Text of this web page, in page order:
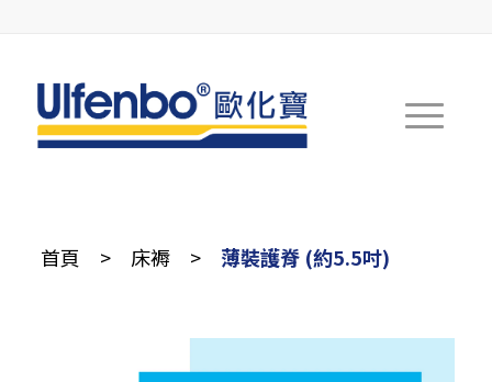
首頁 > 床褥 > 薄裝護脊 (約5.5吋)